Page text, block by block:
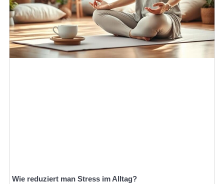
Wie reduziert man Stress im Alltag?